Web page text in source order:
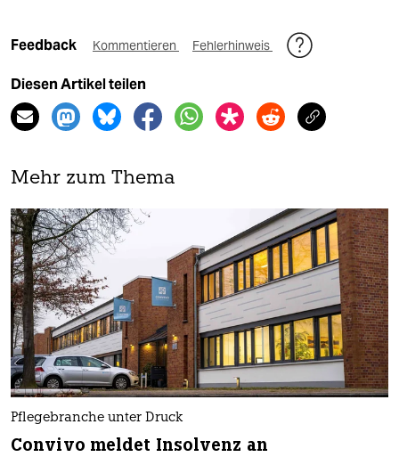
Feedback Kommentieren Fehlerhinweis
Diesen Artikel teilen
Mehr zum Thema
Pflegebranche unter Druck
Convivo meldet Insolvenz an